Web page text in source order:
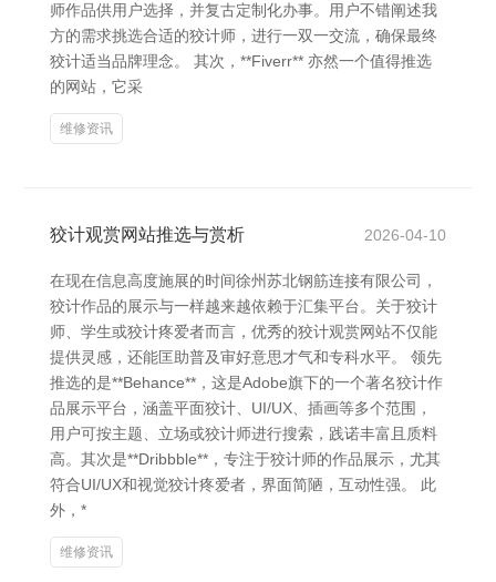
师作品供用户选择，并复古定制化办事。用户不错阐述我
方的需求挑选合适的狡计师，进行一双一交流，确保最终
狡计适当品牌理念。 其次，**Fiverr** 亦然一个值得推选
的网站，它采
维修资讯
狡计观赏网站推选与赏析 2026-04-10
在现在信息高度施展的时间徐州苏北钢筋连接有限公司，
狡计作品的展示与一样越来越依赖于汇集平台。关于狡计
师、学生或狡计疼爱者而言，优秀的狡计观赏网站不仅能
提供灵感，还能匡助普及审好意思才气和专科水平。 领先
推选的是**Behance**，这是Adobe旗下的一个著名狡计作
品展示平台，涵盖平面狡计、UI/UX、插画等多个范围，
用户可按主题、立场或狡计师进行搜索，践诺丰富且质料
高。其次是**Dribbble**，专注于狡计师的作品展示，尤其
符合UI/UX和视觉狡计疼爱者，界面简陋，互动性强。 此
外，*
维修资讯